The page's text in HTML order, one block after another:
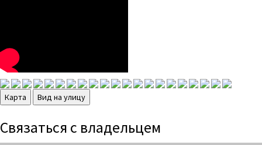
Карта Вид на улицу
Связаться с владельцем